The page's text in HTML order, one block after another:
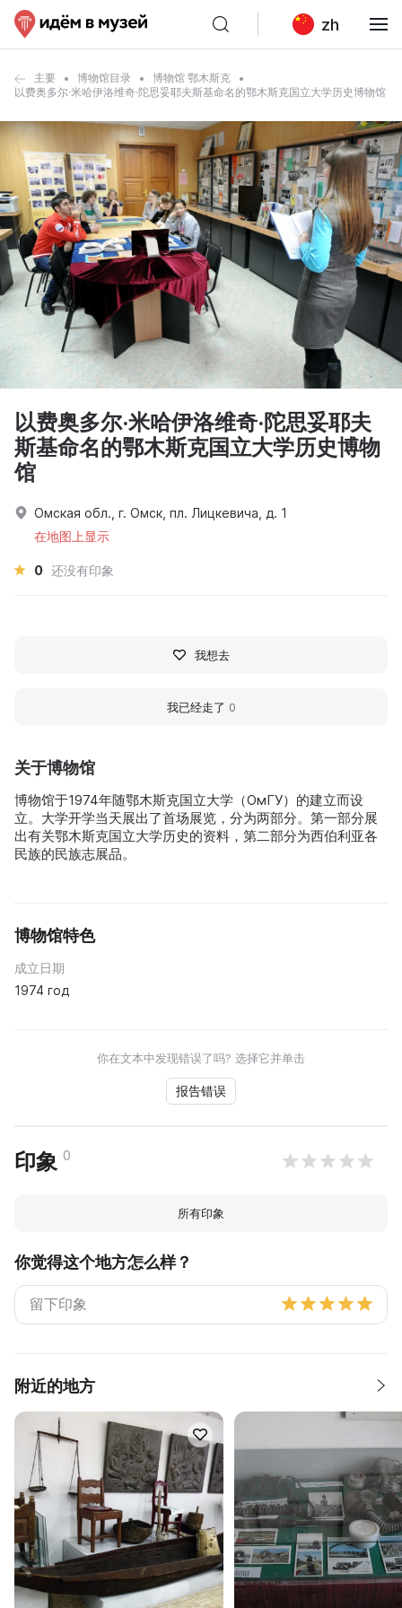
zh
主要 博物馆目录
博物馆 鄂木斯克
以费奥多尔·米哈伊洛维奇·陀思妥耶夫斯基命名的鄂木斯克国立大学历史博物馆
关于博物馆
博物馆于1974年随鄂木斯克国立大学（ОмГУ）的建立而设
立。大学开学当天展出了首场展览，分为两部分。第一部分展
出有关鄂木斯克国立大学历史的资料，第二部分为西伯利亚各
民族的民族志展品。
博物馆特色
成立日期
1974 год
你在文本中发现错误了吗? 选择它并单击
报告错误
印象 0
所有印象
你觉得这个地方怎么样？
附近的地方
以费奥多尔·米哈伊洛维奇·陀思妥耶夫
斯基命名的鄂木斯克国立大学历史博物
馆
Омская обл., г. Омск, пл. Лицкевича, д. 1
在地图上显示
0 还没有印象
我想去
我已经走了 0